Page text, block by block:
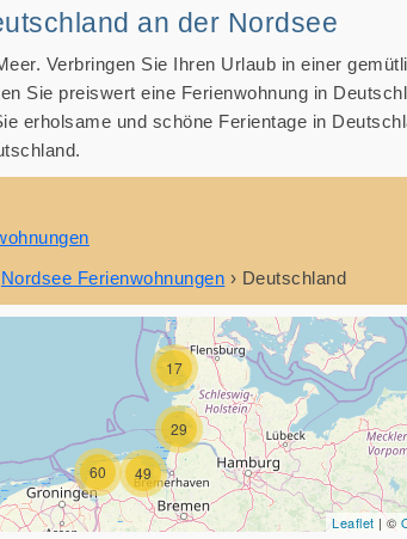
an der Nordsee
Verbringen Sie Ihren Urlaub in einer
Sie preiswert eine Ferienwohnung in
erholsame und schöne Ferientage in
Nordsee Ferienwohnungen › Deutschland
49
60
17
29
Leaflet | ©